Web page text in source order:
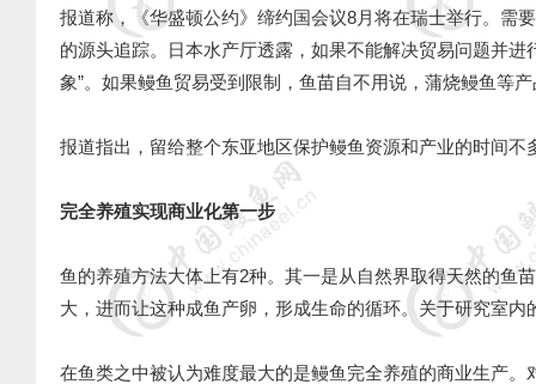
报道称，《华盛顿公约》缔约国会议8月将在瑞士举行。需
的源头追踪。日本水产厅透露，如果不能解决贸易问题并
象”。如果鳗鱼贸易受到限制，鱼苗自不用说，蒲烧鳗鱼等
报道指出，留给整个东亚地区保护鳗鱼资源和产业的时间
完全养殖实现商业化第一步
鱼的养殖方法大体上有2种。其一是从自然界取得天然的鱼
大，进而让这种成鱼产卵，形成生命的循环。关于研究室
在鱼类之中被认为难度最大的是鳗鱼完全养殖的商业生产